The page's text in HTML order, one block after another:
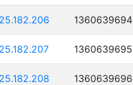
1360639694
1360639695
1360639696